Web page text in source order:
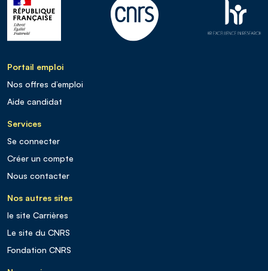
Portail emploi
Nos offres d’emploi
Aide candidat
Services
Se connecter
Créer un compte
Nous contacter
Nos autres sites
le site Carrières
Le site du CNRS
Fondation CNRS